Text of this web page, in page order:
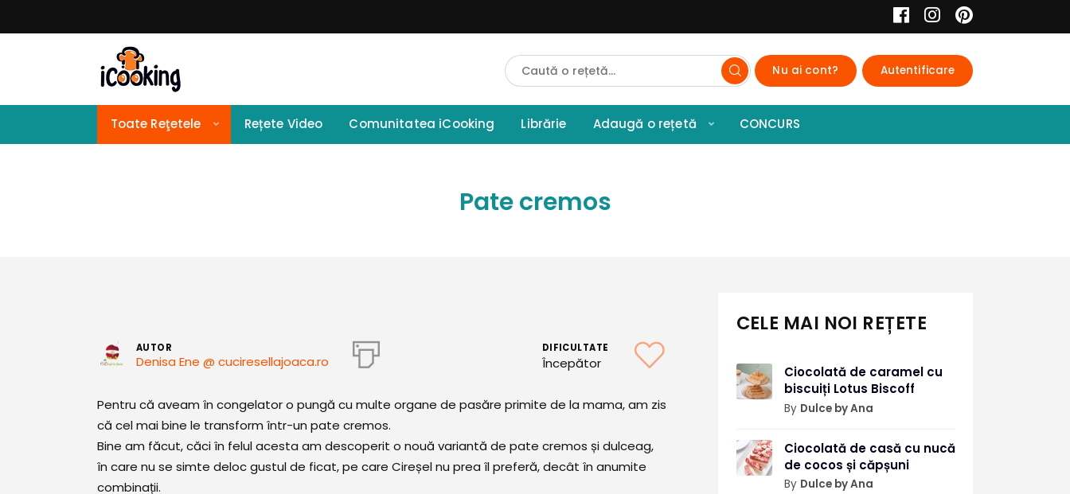
Cauta
Retete
Nu ai cont? Autentificare
Toate Reţetele Rețete Video Comunitatea iCooking Librărie Adaugă o rețetă CONCURS
Pate cremos
AUTOR
Denisa Ene @ cuciresellajoaca.ro
DIFICULTATE
Începător
Pentru că aveam în congelator o pungă cu multe organe de pasăre primite de la mama, am zis
că cel mai bine le transform într-un pate cremos.
Bine am făcut, căci în felul acesta am descoperit o nouă variantă de pate cremos și dulceag,
în care nu se simte deloc gustul de ficat, pe care Cireșel nu prea îl preferă, decât în anumite
combinații.
CELE MAI NOI REȚETE
Ciocolată de caramel cu
biscuiți Lotus Biscoff
By Dulce by Ana
Ciocolată de casă cu nucă
de cocos și căpșuni
By Dulce by Ana